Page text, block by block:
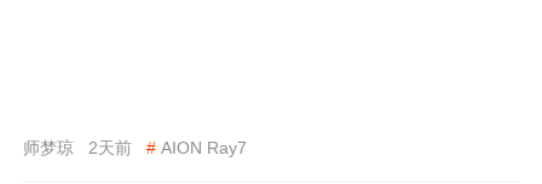
师梦琼 2天前 # AION Ray7